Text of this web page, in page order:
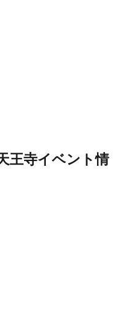
王寺イベント情